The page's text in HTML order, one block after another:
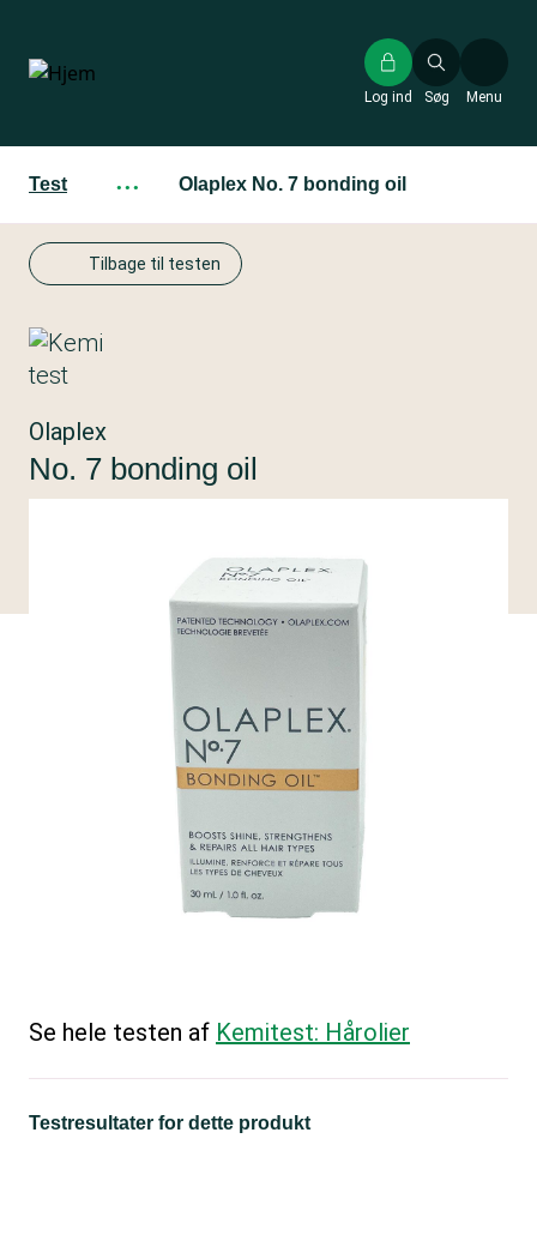
hovedindhold
Søg
Log ind Menu
Test ··· Olaplex No. 7 bonding oil
Tilbage til testen
Olaplex
No. 7 bonding oil
Se hele testen af Kemitest: Hårolier
Testresultater for dette produkt